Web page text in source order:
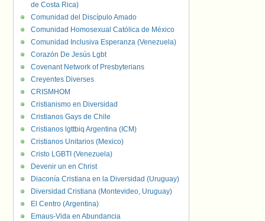
de Costa Rica)
Comunidad del Discípulo Amado
Comunidad Homosexual Católica de México
Comunidad Inclusiva Esperanza (Venezuela)
Corazón De Jesús Lgbt
Covenant Network of Presbyterians
Creyentes Diverses
CRISMHOM
Cristianismo en Diversidad
Cristianos Gays de Chile
Cristianos lgttbiq Argentina (ICM)
Cristianos Unitarios (Mexico)
Cristo LGBTI (Venezuela)
Devenir un en Christ
Diaconía Cristiana en la Diversidad (Uruguay)
Diversidad Cristiana (Montevideo, Uruguay)
El Centro (Argentina)
Emaus-Vida en Abundancia